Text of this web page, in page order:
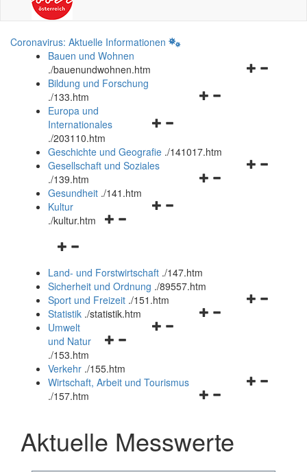
Coronavirus: Aktuelle Informationen
Bauen und Wohnen
./bauenundwohnen.htm
Navigationsmenü
Bildung und Forschung
./133.htm
Navigationsmenü
und
schließen
Europa und
Internationales
./203110.htm
Geschichte und Geografie ./141017.htm
Navigationsmenü
Gesellschaft und Soziales
./139.htm
Navigationsmenü
Gesundheit ./141.htm
Navigationsmenü
Kultur
./kultur.htm
Navigationsmenü
und
schließen
Land- und Forstwirtschaft ./147.htm
Sicherheit und Ordnung ./89557.htm
Navigationsmenü
Sport und Freizeit ./151.htm
Navigationsmenü
Statistik ./statistik.htm
Navigationsmenü
und
schließen
Umwelt
und Natur
./153.htm
Verkehr ./155.htm
Navigationsmenü
schließen
Wirtschaft, Arbeit und Tourismus
./157.htm
Aktuelle Messwerte